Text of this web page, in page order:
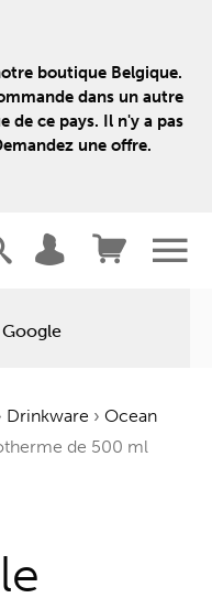
boutique Belgique.
dans un autre
de ce pays. Il n'y a pas
une offre.
Drinkware › Ocean
de 500 ml